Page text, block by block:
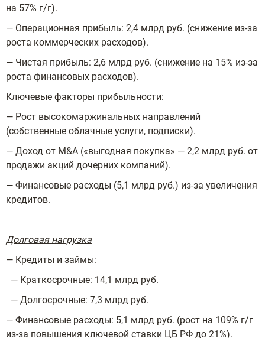
на 57% г/г).
— Операционная прибыль: 2,4 млрд руб. (снижение из-за
роста коммерческих расходов).
— Чистая прибыль: 2,6 млрд руб. (снижение на 15% из-за
роста финансовых расходов).
Ключевые факторы прибыльности:
— Рост высокомаржинальных направлений
(собственные облачные услуги, подписки).
— Доход от M&A («выгодная покупка» — 2,2 млрд руб. от
продажи акций дочерних компаний).
— Финансовые расходы (5,1 млрд руб.) из-за увеличения
кредитов.
Долговая нагрузка
— Кредиты и займы:
— Краткосрочные: 14,1 млрд руб.
— Долгосрочные: 7,3 млрд руб.
— Финансовые расходы: 5,1 млрд руб. (рост на 109% г/г
из-за повышения ключевой ставки ЦБ РФ до 21%).